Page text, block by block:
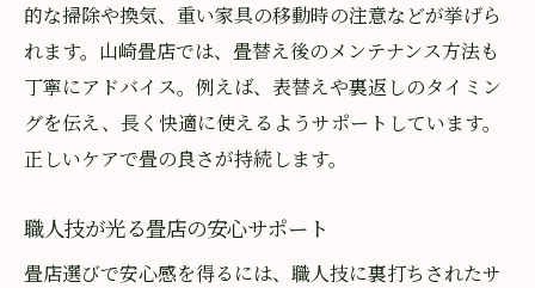
的な掃除や換気、重い家具の移動時の注意などが挙げら
れます。山崎畳店では、畳替え後のメンテナンス方法も
丁寧にアドバイス。例えば、表替えや裏返しのタイミン
グを伝え、長く快適に使えるようサポートしています。
正しいケアで畳の良さが持続します。
職人技が光る畳店の安心サポート
畳店選びで安心感を得るには、職人技に裏打ちされたサ